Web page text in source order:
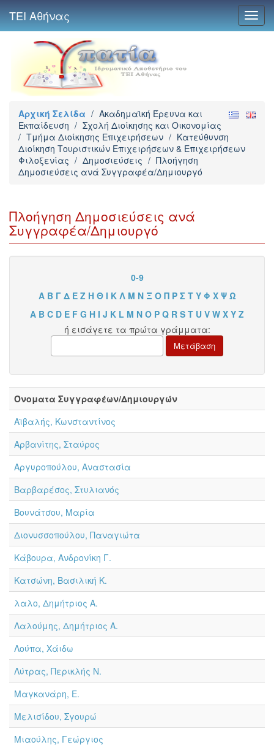
ΤΕΙ Αθήνας
Αρχική Σελίδα / Ακαδημαϊκή Έρευνα και
Εκπαίδευση / Σχολή Διοίκησης και Οικονομίας
/ Τμήμα Διοίκησης Επιχειρήσεων / Κατεύθυνση
Διοίκηση Τουριστικών Επιχειρήσεων & Επιχειρήσεων
Φιλοξενίας / Δημοσιεύσεις / Πλοήγηση
Δημοσιεύσεις ανά Συγγραφέα/Δημιουργό
Πλοήγηση Δημοσιεύσεις ανά
Συγγραφέα/Δημιουργό
0-9
Α Β Γ Δ Ε Ζ Η Θ Ι Κ Λ Μ Ν Ξ Ο Π Ρ Σ Τ Υ Φ Χ Ψ Ω
A B C D E F G H I J K L M N O P Q R S T U V W X Y Z
ή εισάγετε τα πρώτα γράμματα:
Όνοματα Συγγραφέων/Δημιουργών
Αϊβαλής, Κωνσταντίνος
Αρβανίτης, Σταύρος
Αργυροπούλου, Αναστασία
Βαρβαρέσος, Στυλιανός
Βουνάτσου, Μαρία
Διονυσσοπούλου, Παναγιώτα
Κάβουρα, Ανδρονίκη Γ.
Κατσώνη, Βασιλική Κ.
λαλο, Δημήτριος Α.
Λαλούμης, Δημήτριος Α.
Λούπα, Χάιδω
Λύτρας, Περικλής Ν.
Μαγκανάρη, Ε.
Μελισίδου, Σγουρώ
Μιαούλης, Γεώργιος